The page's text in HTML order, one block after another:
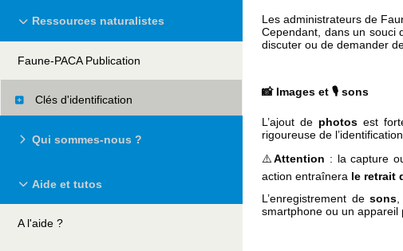
Ressources naturalistes
Faune-PACA Publication
Clés d'identification
Qui sommes-nous ?
Aide et tutos
A l'aide ?
Les administrateurs de
Cependant, dans un souci
discuter ou de demander
📸 Images et 🎙️ sons
L’ajout de photos est
rigoureuse de
⚠️Attention : la capture
action entraînera le retrait
L’enregistrement desons,
smartphone ou un appareil